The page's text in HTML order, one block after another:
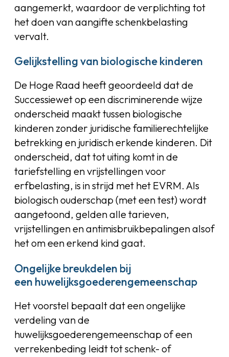
aangemerkt, waardoor de verplichting tot
het doen van aangifte schenkbelasting
vervalt.
Gelijkstelling van biologische kinderen
De Hoge Raad heeft geoordeeld dat de
Successiewet op een discriminerende wijze
onderscheid maakt tussen biologische
kinderen zonder juridische familierechtelijke
betrekking en juridisch erkende kinderen. Dit
onderscheid, dat tot uiting komt in de
tariefstelling en vrijstellingen voor
erfbelasting, is in strijd met het EVRM. Als
biologisch ouderschap (met een test) wordt
aangetoond, gelden alle tarieven,
vrijstellingen en antimisbruikbepalingen alsof
het om een erkend kind gaat.
Ongelijke breukdelen bij
een huwelijksgoederengemeenschap
Het voorstel bepaalt dat een ongelijke
verdeling van de
huwelijksgoederengemeenschap of een
verrekenbeding leidt tot schenk- of